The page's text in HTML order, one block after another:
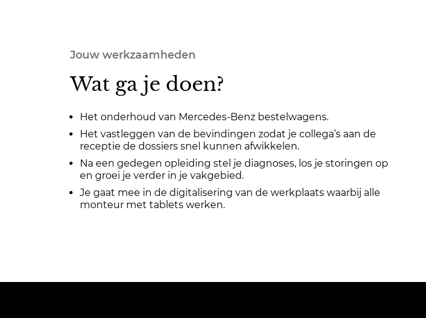
Jouw werkzaamheden
Wat ga je doen?
Het onderhoud van Mercedes-Benz bestelwagens.
Het vastleggen van de bevindingen zodat je collega’s aan de
receptie de dossiers snel kunnen afwikkelen.
Na een gedegen opleiding stel je diagnoses, los je storingen op
en groei je verder in je vakgebied.
Je gaat mee in de digitalisering van de werkplaats waarbij alle
monteur met tablets werken.